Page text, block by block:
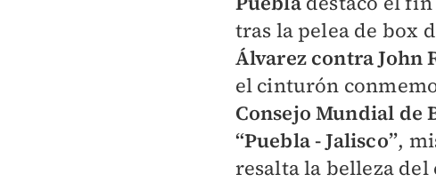
tras la pelea de box
Álvarez contra John
el cinturón
Consejo Mundial de
“Puebla - Jalisco”,
resalta la belleza del